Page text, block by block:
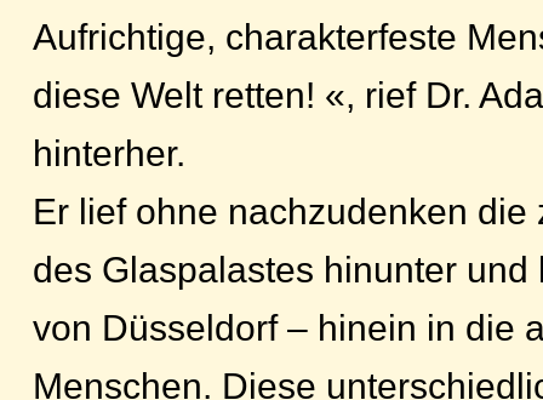
Aufrichtige, charakterfeste
diese Welt retten! «, rief Dr.
hinterher.
Er lief ohne nachzudenken die
des Glaspalastes hinunter
von Düsseldorf – hinein in die
Menschen. Diese